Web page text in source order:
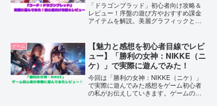
「ドラゴンブラッド」初心者向け攻略＆
レビュー！序盤の遊び方やおすすめ課金
アイテムを解説。美麗グラフィックと自
な評価も紹介！
ゲーム
【魅力と感想を初心者目線でレビ
ュー】「勝利の女神：NIKKE（ニ
ケ）」で実際に遊んでみた！
今回は「勝利の女神：NIKKE（ニケ）」
で実際に遊んでみた感想をゲーム初心者
の私がお伝えしていきます。ゲームの操